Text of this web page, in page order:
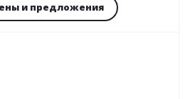
и предложения